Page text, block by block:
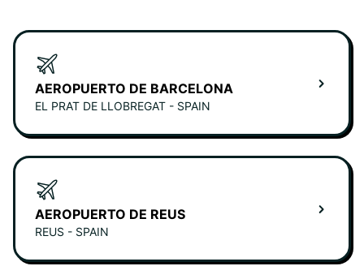
AEROPUERTO DE BARCELONA
EL PRAT DE LLOBREGAT - SPAIN
AEROPUERTO DE REUS
REUS - SPAIN